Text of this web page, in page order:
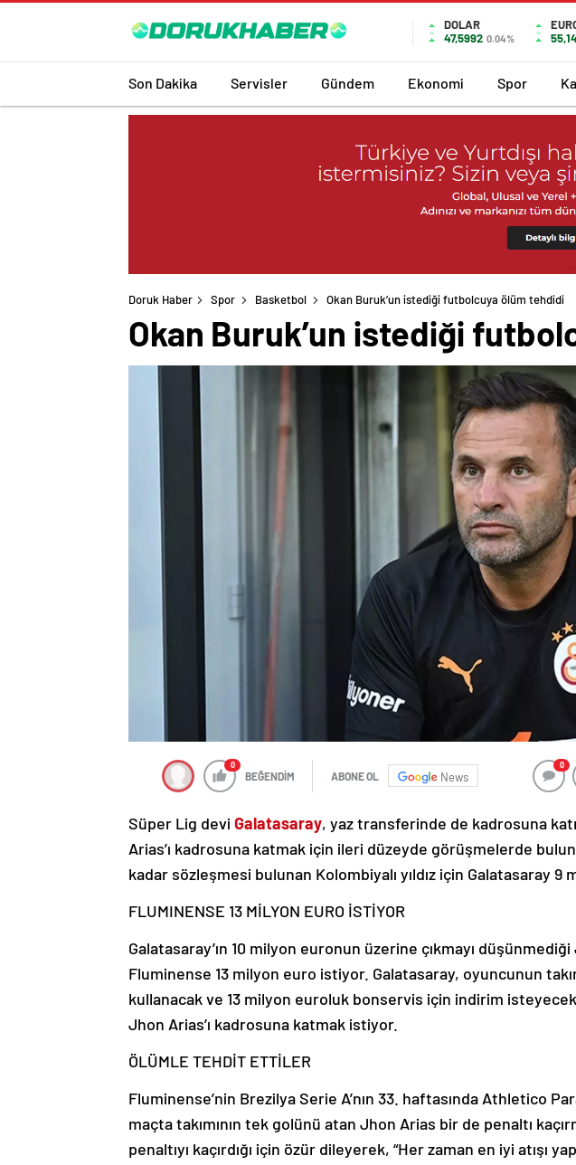
DOLAR
47,5992 0.04%
Son Dakika Servisler Gündem Ekonomi Spor
Doruk Haber Spor Basketbol Okan Buruk’un istediği futbolcuya ölüm tehdidi
Okan Buruk’un istediği
0
BEĞENDİM ABONE OL News
0
Süper Lig devi Galatasaray, yaz transferinde de kadrosuna
Arias’ı kadrosuna katmak için ileri düzeyde görüşmelerde
kadar sözleşmesi bulunan Kolombiyalı yıldız için Galatasaray 9
FLUMINENSE 13 MİLYON EURO İSTİYOR
Galatasaray’ın 10 milyon euronun üzerine çıkmayı
Fluminense 13 milyon euro istiyor. Galatasaray, oyuncunun
kullanacak ve 13 milyon euroluk bonservis için indirim
Jhon Arias’ı kadrosuna katmak istiyor.
ÖLÜMLE TEHDİT ETTİLER
Fluminense’nin Brezilya Serie A’nın 33. haftasında Athletico
maçta takımının tek golünü atan Jhon Arias bir de penaltı
penaltıyı kaçırdığı için özür dileyerek, “Her zaman en iyi atışı